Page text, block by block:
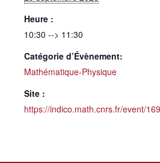
Heure :
10:30 --> 11:30
Catégorie d’Évènement:
Mathématique-Physique
Site :
https://indico.math.cnrs.fr/event/